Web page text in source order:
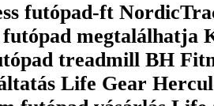
futópad-ft
megtalálhatja
treadmill BH
Life Gear